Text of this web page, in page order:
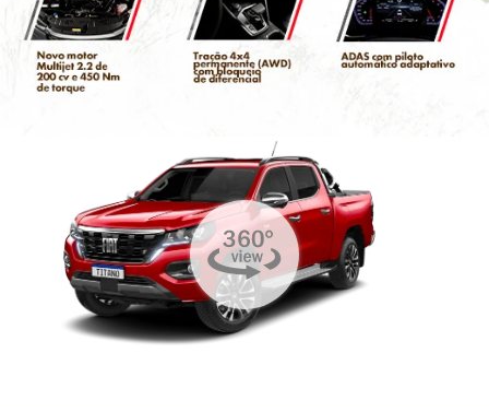
VISUALIZE O
VEÍCULO EM
360°